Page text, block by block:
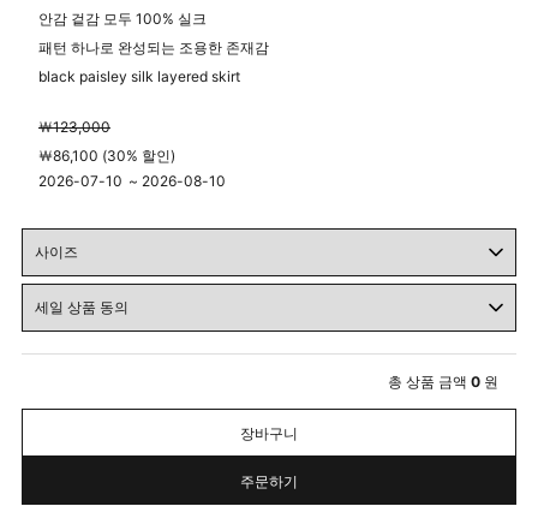
안감 겉감 모두 100% 실크
패턴 하나로 완성되는 조용한 존재감
black paisley silk layered skirt
￦123,000
￦86,100 (30% 할인)
2026-07-10 ~ 2026-08-10
총 상품 금액 0 원
장바구니
주문하기